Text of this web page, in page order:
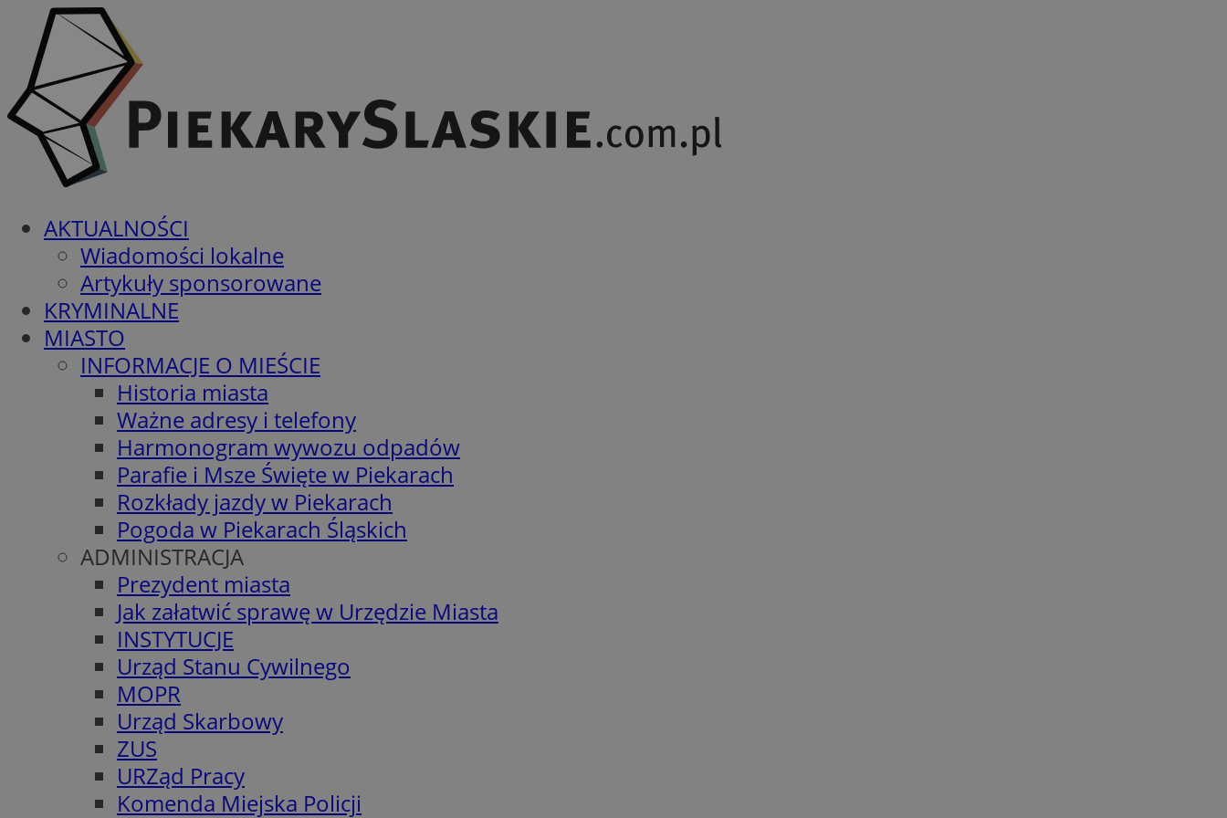
AKTUALNOŚCI
Wiadomości lokalne
Artykuły sponsorowane
KRYMINALNE
MIASTO
INFORMACJE O MIEŚCIE
Historia miasta
Ważne adresy i telefony
Harmonogram wywozu odpadów
Parafie i Msze Święte w Piekarach
Rozkłady jazdy w Piekarach
Pogoda w Piekarach Śląskich
ADMINISTRACJA
Prezydent miasta
Jak załatwić sprawę w Urzędzie Miasta
INSTYTUCJE
Urząd Stanu Cywilnego
MOPR
Urząd Skarbowy
ZUS
URZąd Pracy
Komenda Miejska Policji